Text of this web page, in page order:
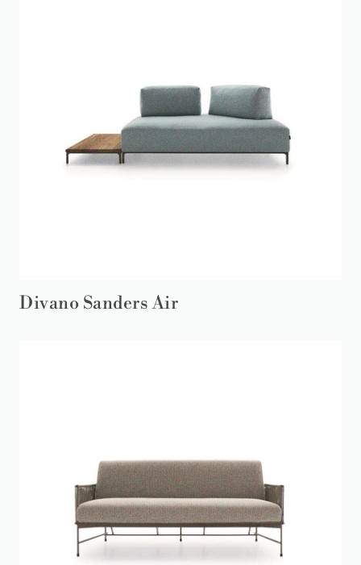
Divano Sanders Air